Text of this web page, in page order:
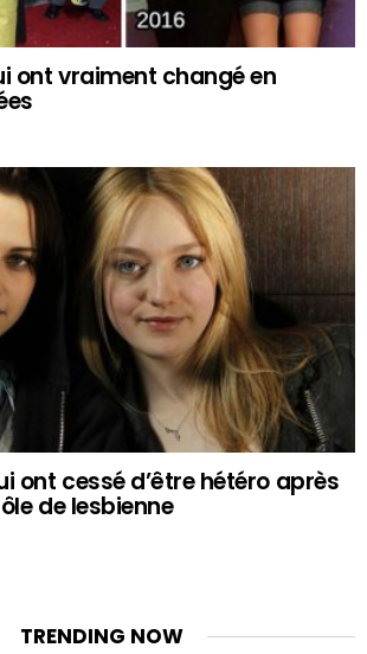
ont vraiment changé en
ont cessé d’être hétéro après
de lesbienne
TRENDING NOW